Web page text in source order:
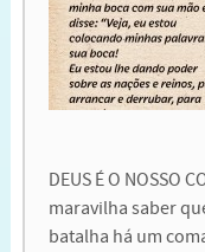
DEUS É O NOSSO
maravilha saber
batalha há um